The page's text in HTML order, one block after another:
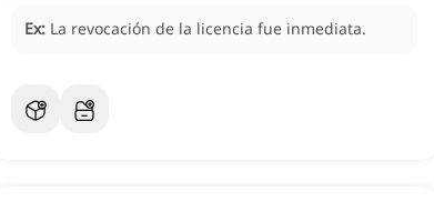
Ex: La revocación de la licencia fue inmediata.